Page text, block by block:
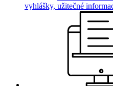
vyhlášky, užitečné